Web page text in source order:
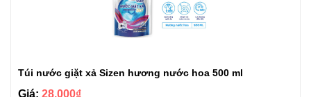
Túi nước giặt xả Sizen hương nước hoa 500 ml
Giá: 28.000₫